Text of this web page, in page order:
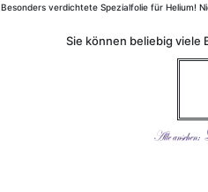
Besonders verdichtete Spezialfolie für Helium!
Sie können beliebig viele